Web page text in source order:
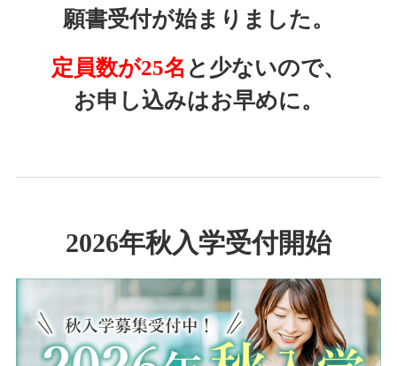
願書受付が始まりました。
定員数が25名 と少ないので、
お申し込みはお早めに。
2026年秋入学受付開始